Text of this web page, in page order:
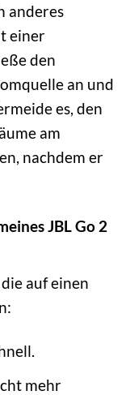
anderes
einer
den
an und
es, den
am
nachdem er
JBL Go 2
auf einen
mehr